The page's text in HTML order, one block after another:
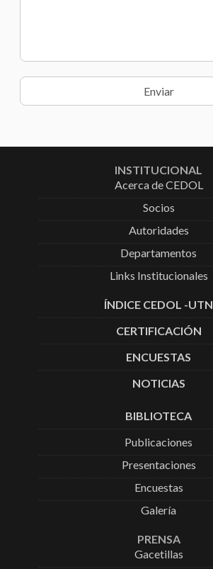
INSTITUCIONAL
Acerca de CEDOL
Socios
Autoridades
Departamentos
Links Institucionales
ÍNDICE CEDOL -UTN
CERTIFICACIÓN
ENCUESTAS
NOTICIAS
BIBLIOTECA
Publicaciones
Presentaciones
Encuestas
Galería
PRENSA
Gacetillas